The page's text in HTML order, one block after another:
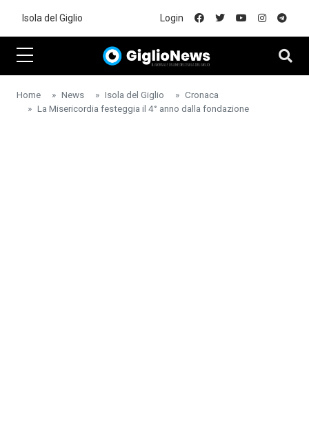
Isola del Giglio Login
Home News Isola del Giglio
Cronaca
La Misericordia festeggia il 4° anno dalla fondazione